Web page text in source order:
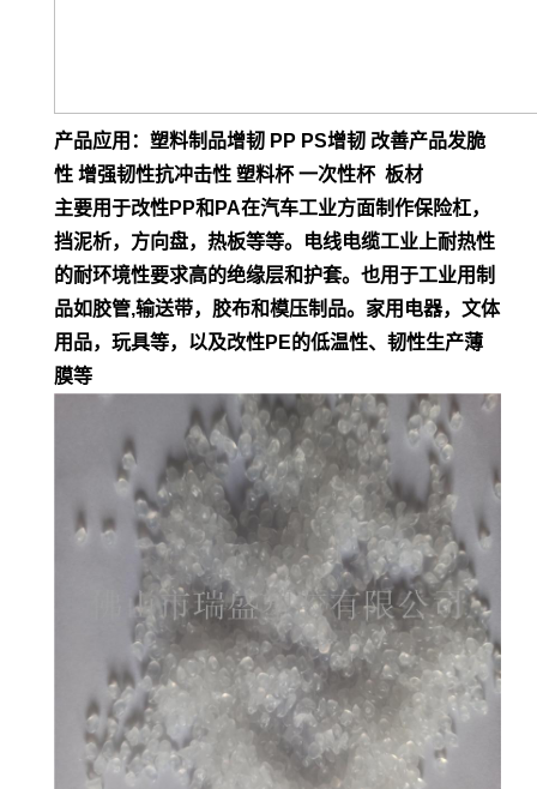
产品应用：塑料制品增韧 PP PS增韧 改善产品发脆
性 增强韧性抗冲击性 塑料杯 一次性杯 板材
主要用于改性PP和PA在汽车工业方面制作保险杠，
挡泥析，方向盘，热板等等。电线电缆工业上耐热性
的耐环境性要求高的绝缘层和护套。也用于工业用制
品如胶管,输送带，胶布和模压制品。家用电器，文体
用品，玩具等，以及改性PE的低温性、韧性生产薄
膜等